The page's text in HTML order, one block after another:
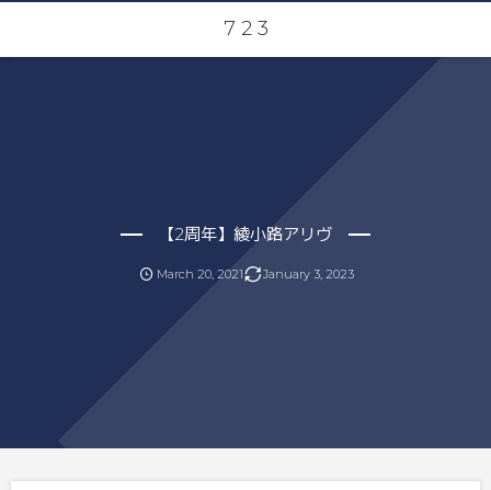
7 2 3
【2周年】綾小路アリヴ
March 20 2021 January 3 ,2023